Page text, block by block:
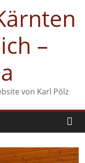
–
von Karl Pölz